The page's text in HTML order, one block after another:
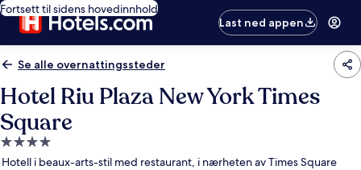
Fortsett til sidens hovedinnhold
Last ned appen
Se alle overnattingssteder
Hotel Riu Plaza New York Times
Square
Overnattingssted
med
Hotell i beaux-arts-stil med restaurant, i nærheten av Times Square